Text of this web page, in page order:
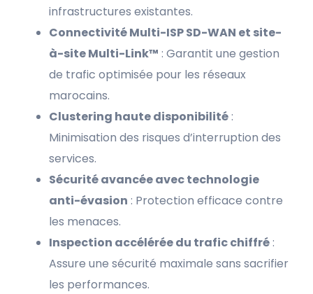
infrastructures existantes.
Connectivité Multi-ISP SD-WAN et site-
à-site Multi-Link™ : Garantit une gestion
de trafic optimisée pour les réseaux
marocains.
Clustering haute disponibilité :
Minimisation des risques d’interruption des
services.
Sécurité avancée avec technologie
anti-évasion : Protection efficace contre
les menaces.
Inspection accélérée du trafic chiffré :
Assure une sécurité maximale sans sacrifier
les performances.